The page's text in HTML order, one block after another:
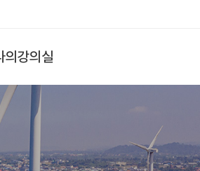
의강의실